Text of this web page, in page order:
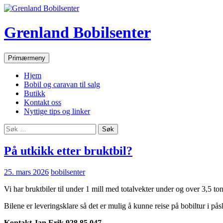
Hopp
innhold
Grenland Bobilsenter
SøkPrimærmeny
Hjem
Bobil og caravan til salg
Butikk
Kontakt oss
Nyttige tips og linker
Søk
etter:
På utkikk etter bruktbil?
25. mars 2026 bobilsenter
Vi har bruktbiler til under 1 mill med totalvekter under og over 3,5
Bilene er leveringsklare så det er mulig å kunne reise på bobiltur i